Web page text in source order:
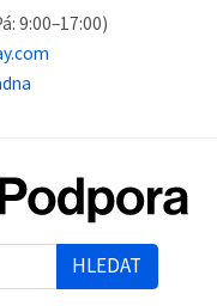
9:00–17:00)
HLEDAT